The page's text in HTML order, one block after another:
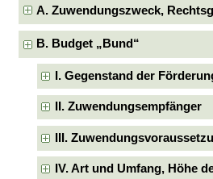
A. Zuwendungszweck,
B. Budget „Bund“
I. Gegenstand der
II. Zuwendungsempfänger
III.
IV. Art und Umfang, Höhe